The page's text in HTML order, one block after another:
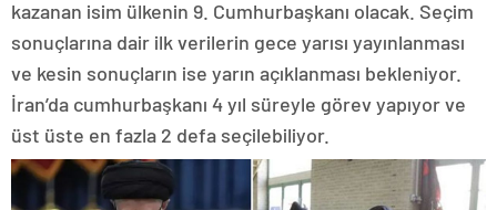
kazanan isim ülkenin 9. Cumhurbaşkanı olacak. Seçim
sonuçlarına dair ilk verilerin gece yarısı yayınlanması
ve kesin sonuçların ise yarın açıklanması bekleniyor.
İran’da cumhurbaşkanı 4 yıl süreyle görev yapıyor ve
üst üste en fazla 2 defa seçilebiliyor.